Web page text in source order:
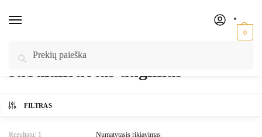
Ieškoti
0
FILTRAS
Rezultatų: 1